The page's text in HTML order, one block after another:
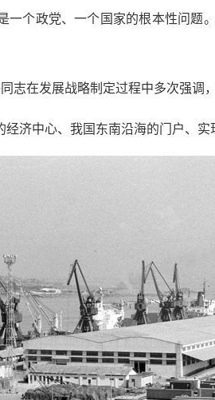
个政党、一个国家的根本性问题
在发展战略制定过程中多次强调，
中心、我国东南沿海的门户、实